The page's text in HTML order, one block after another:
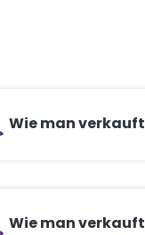
Wie man verkauft
Wie man verkauft